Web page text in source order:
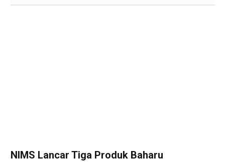
NIMS Lancar Tiga Produk Baharu